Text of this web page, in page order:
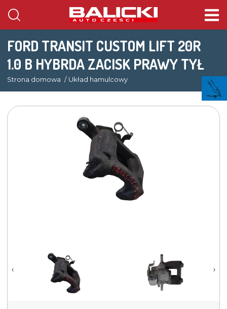
FORD TRANSIT CUSTOM LIFT 20R
1.0 B HYBRDA ZACISK PRAWY TYŁ
Strona domowa Układ hamulcowy
‹ ›